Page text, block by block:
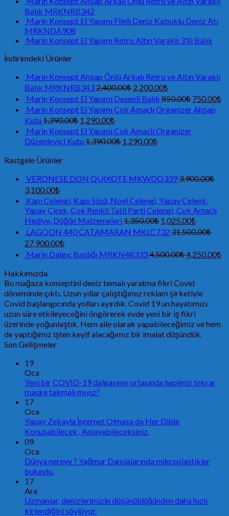
Balık MRKNRB342
Marin Konsept El Yapımı Fileli Deniz Kabuklu Deniz Atı
MRKNDA908
Marin Konsept El Yapımı Retro Altın Varaklı 3’lü Balık
İndirimdeki Ürünler
Marin Konsept Ahşap Önlü Arkalı Retro ve Altın Varaklı
Balık MRKNRB3432,400.00₺ 2,200.00₺
Marin Konsept El Yapımı Desenli Balık 850.00₺ 750.00₺
Marin Konsept El Yapımı Çok Amaçlı Organizer Ahşap
Kutu 1,390.00₺ 1,290.00₺
Marin Konsept El Yapımı Çok Amaçlı Organizer
Düzenleyici Kutu 1,390.00₺ 1,290.00₺
Rastgele Ürünler
VERONESE DON QUIXOTE MKWDQ3393,900.00₺
3,100.00₺
Kapı Çelengi, Kapı Süsü, Noel Çelengi, Yapay Çelenk,
Yapay Çiçek, Çok Renkli Tatil Parti Çelengi, Çok Amaçlı
Hediye, Düğün Malzemeleri 1,350.00₺ 1,025.00₺
LAGOON 440 CATAMARAN MKLC732 31,500.00₺
27,900.00₺
Marin Dalgıç Başlığı MRKN483334,500.00₺4,250.00₺
Hakkımızda
Bu mağaza konseptini deniz temalı yaratma fikri Covid
döneminde çıktı. Uzun yıllar çalıştığımız reklam şirketiyle
Covid başlangıcında yolları ayırdık. Covid 19 un hayatımızı
uzun süre etkileyeceğini öngörerek evde yeni bir iş fikri
üzerinde yoğunlaştık. Hem aile olarak yapabileceğimiz ve hem
de yaptığımız işten keyif alacağımız bir imalat düşündük.
Son Gelişmeler
19
Oca
Yeni bir COVID-19 dalgasının ortasında hepimiz tekrar
maske takmalı mıyız?
17
Oca
Yapay Zekayla İnternet Olmasa da Her Dilde
Konuşabilecek , Anlayabileceksiniz.
09
Oca
Dünya nereye ? Yağmur Damlalarında mikroplastikler
bulundu.
17
Ara
Uzmanlar, denizlerimizin düşünüldüğünden daha hızlı
kirlendiğini söylüyor.